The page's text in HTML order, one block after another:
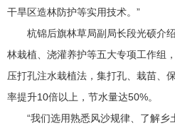
干旱区造林防护等实用技术。”
杭锦后旗林草局副局长段光硕介绍
林栽植、浇灌养护等五大专项工作组
压打孔注水栽植法，集打孔、栽苗、
率提升10倍以上，节水量达50%。
“我们选用熟悉风沙规律、了解乡